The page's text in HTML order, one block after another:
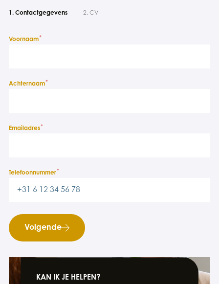
1. Contactgegevens 2. CV
Voornaam*
Achternaam*
Emailadres*
Telefoonnummer*
Volgende
KAN IK JE HELPEN?